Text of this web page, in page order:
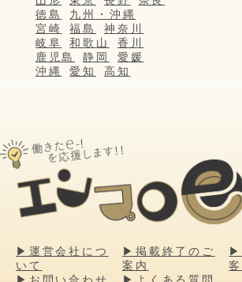
徳島
九州・沖縄
宮崎
福島
神奈川
岐阜
和歌山
香川
鹿児島
静岡
愛媛
沖縄
愛知 高知
▶運営会社につ
いて
▶掲載終了のご
案内
▶